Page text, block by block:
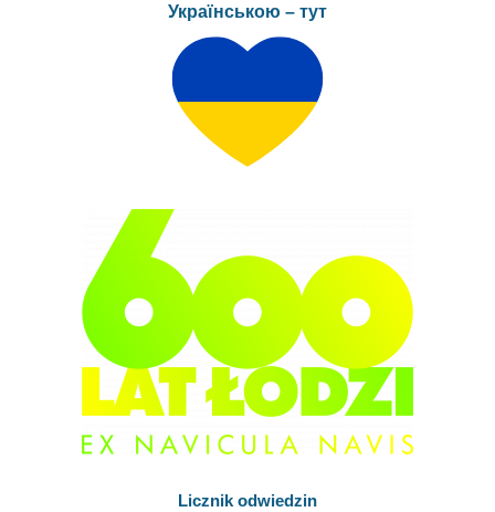
Українською – тут
Licznik odwiedzin